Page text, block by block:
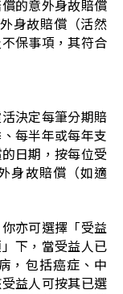
的意外身故賠償
身故賠償（活然
保事項，其符合
決定每筆分期賠
每半年或每年支
日期，按每位受
身故賠償（如適
亦可選擇「受益
下，當受益人已
，包括癌症、中
益人可按其已選